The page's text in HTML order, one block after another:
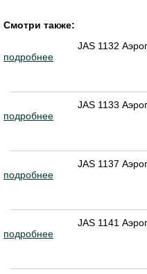
Смотри также:
JAS 1132
подробнее
JAS 1133
подробнее
JAS 1137
подробнее
JAS 1141
подробнее